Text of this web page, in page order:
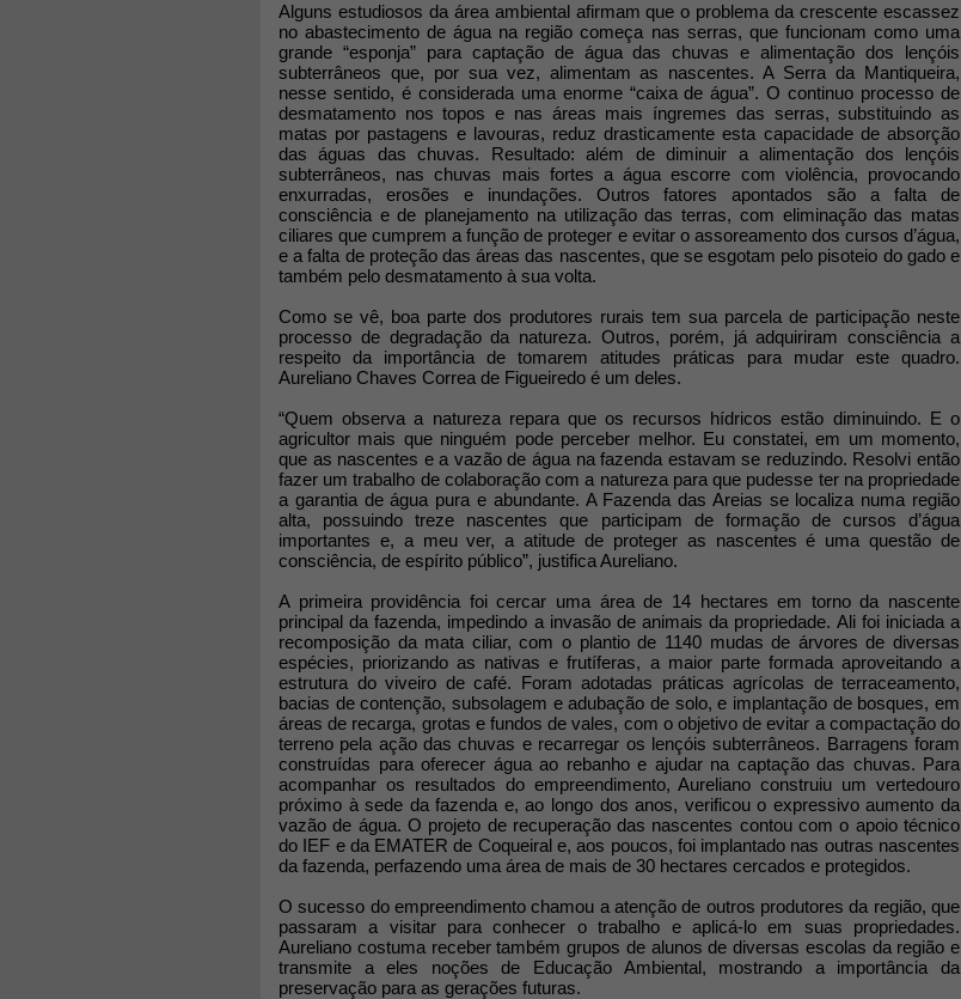
Alguns estudiosos da área ambiental afirmam que o problema da crescente escassez
no abastecimento de água na região começa nas serras, que funcionam como uma
grande “esponja” para captação de água das chuvas e alimentação dos lençóis
subterrâneos que, por sua vez, alimentam as nascentes. A Serra da Mantiqueira,
nesse sentido, é considerada uma enorme “caixa de água”. O continuo processo de
desmatamento nos topos e nas áreas mais íngremes das serras, substituindo as
matas por pastagens e lavouras, reduz drasticamente esta capacidade de absorção
das águas das chuvas. Resultado: além de diminuir a alimentação dos lençóis
subterrâneos, nas chuvas mais fortes a água escorre com violência, provocando
enxurradas, erosões e inundações. Outros fatores apontados são a falta de
consciência e de planejamento na utilização das terras, com eliminação das matas
ciliares que cumprem a função de proteger e evitar o assoreamento dos cursos d’água,
e a falta de proteção das áreas das nascentes, que se esgotam pelo pisoteio do gado e
também pelo desmatamento à sua volta.
Como se vê, boa parte dos produtores rurais tem sua parcela de participação neste
processo de degradação da natureza. Outros, porém, já adquiriram consciência a
respeito da importância de tomarem atitudes práticas para mudar este quadro.
Aureliano Chaves Correa de Figueiredo é um deles.
“Quem observa a natureza repara que os recursos hídricos estão diminuindo. E o
agricultor mais que ninguém pode perceber melhor. Eu constatei, em um momento,
que as nascentes e a vazão de água na fazenda estavam se reduzindo. Resolvi então
fazer um trabalho de colaboração com a natureza para que pudesse ter na propriedade
a garantia de água pura e abundante. A Fazenda das Areias se localiza numa região
alta, possuindo treze nascentes que participam de formação de cursos d’água
importantes e, a meu ver, a atitude de proteger as nascentes é uma questão de
consciência, de espírito público”, justifica Aureliano.
A primeira providência foi cercar uma área de 14 hectares em torno da nascente
principal da fazenda, impedindo a invasão de animais da propriedade. Ali foi iniciada a
recomposição da mata ciliar, com o plantio de 1140 mudas de árvores de diversas
espécies, priorizando as nativas e frutíferas, a maior parte formada aproveitando a
estrutura do viveiro de café. Foram adotadas práticas agrícolas de terraceamento,
bacias de contenção, subsolagem e adubação de solo, e implantação de bosques, em
áreas de recarga, grotas e fundos de vales, com o objetivo de evitar a compactação do
terreno pela ação das chuvas e recarregar os lençóis subterrâneos. Barragens foram
construídas para oferecer água ao rebanho e ajudar na captação das chuvas. Para
acompanhar os resultados do empreendimento, Aureliano construiu um vertedouro
próximo à sede da fazenda e, ao longo dos anos, verificou o expressivo aumento da
vazão de água. O projeto de recuperação das nascentes contou com o apoio técnico
do IEF e da EMATER de Coqueiral e, aos poucos, foi implantado nas outras nascentes
da fazenda, perfazendo uma área de mais de 30 hectares cercados e protegidos.
O sucesso do empreendimento chamou a atenção de outros produtores da região, que
passaram a visitar para conhecer o trabalho e aplicá-lo em suas propriedades.
Aureliano costuma receber também grupos de alunos de diversas escolas da região e
transmite a eles noções de Educação Ambiental, mostrando a importância da
preservação para as gerações futuras.